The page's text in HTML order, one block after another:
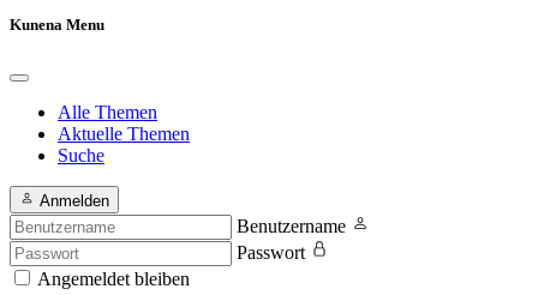
Kunena Menu
Alle Themen
Aktuelle Themen
Suche
Anmelden
Benutzername
Passwort
Angemeldet bleiben